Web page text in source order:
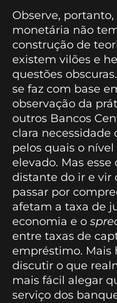
Observe,
monetária não
construção de
existem vilões e
questões
se faz com base
observação da
outros Bancos
clara necessidade
pelos quais o
elevado. Mas
distante do ir e vir
passar por
afetam a taxa de
economia e o
entre taxas de
empréstimo. Mais
discutir o que
mais fácil alegar
serviço dos